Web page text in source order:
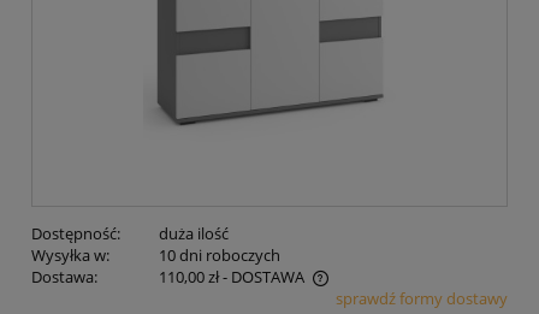
Dostępność:
duża ilość
Wysyłka w:
10 dni roboczych
Dostawa:
110,00 zł- DOSTAWA
Cena nie zawiera ewentualnych kosztów płatnościsprawdź formy dostawy